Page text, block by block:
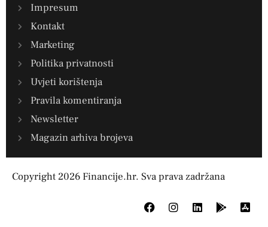
Impresum
Kontakt
Marketing
Politika privatnosti
Uvjeti korištenja
Pravila komentiranja
Newsletter
Magazin arhiva brojeva
Copyright 2026 Financije.hr. Sva prava zadržana